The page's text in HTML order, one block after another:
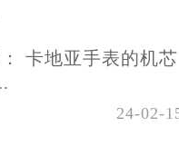
卡地亚手表的机芯
24-02-